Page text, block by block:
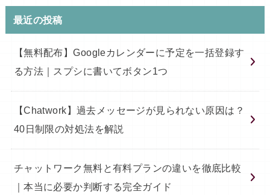
最近の投稿
【無料配布】Googleカレンダーに予定を一括登録す
る方法｜スプシに書いてボタン1つ
【Chatwork】過去メッセージが見られない原因は？
40日制限の対処法を解説
チャットワーク無料と有料プランの違いを徹底比較
｜本当に必要か判断する完全ガイド